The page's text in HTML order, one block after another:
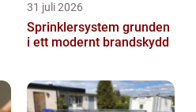
31 juli 2026
Sprinklersystem grunden
i ett modernt brandskydd